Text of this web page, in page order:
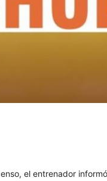
el entrenador